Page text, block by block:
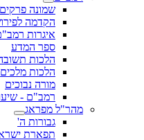
שמונה פרקים
הקדמה
איגרות
ספר המדע
הלכות
הלכות מלכים
מורה נבוכים
רמב"ם -
מהר"ל מפראג
גבורות ה'
תפארת